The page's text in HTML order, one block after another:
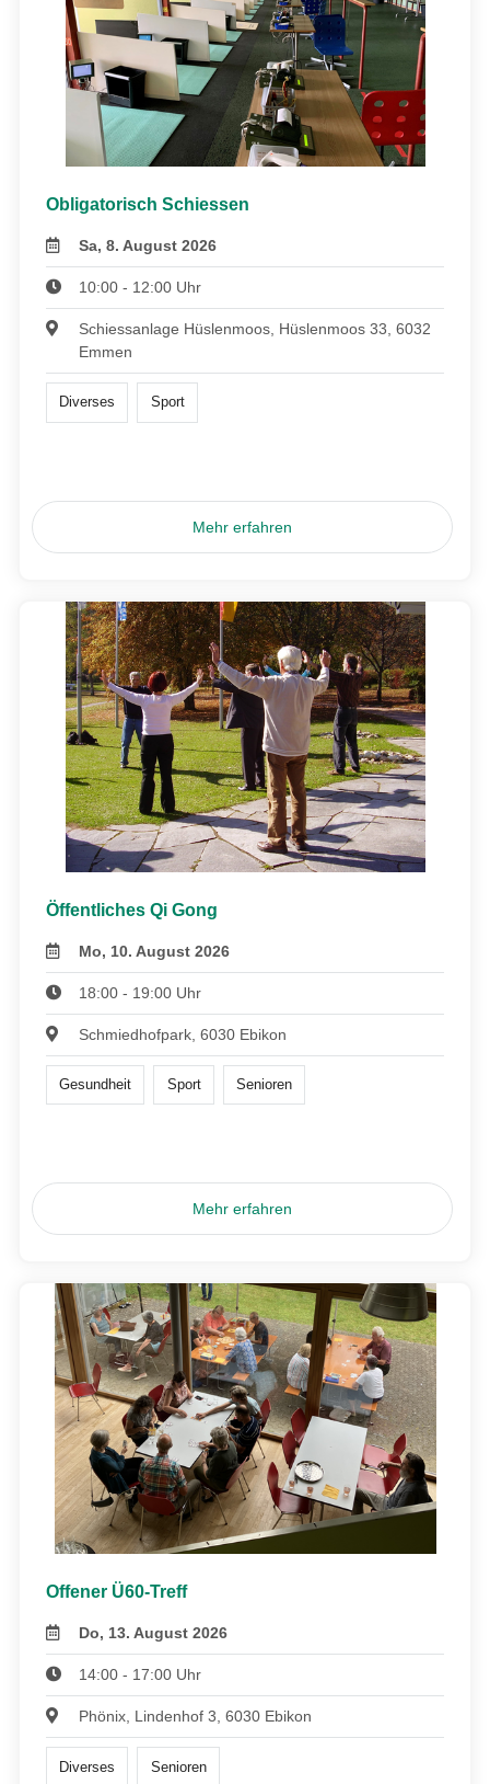
Obligatorisch Schiessen
Sa, 8. August 2026
10:00 - 12:00 Uhr
Schiessanlage Hüslenmoos, Hüslenmoos 33, 6032
Emmen
Diverses Sport
Mehr erfahren
Öffentliches Qi Gong
Mo, 10. August 2026
18:00 - 19:00 Uhr
Schmiedhofpark, 6030 Ebikon
Gesundheit Sport Senioren
Mehr erfahren
Offener Ü60-Treff
Do, 13. August 2026
14:00 - 17:00 Uhr
Phönix, Lindenhof 3, 6030 Ebikon
Diverses Senioren